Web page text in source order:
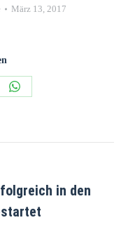
März 13, 2017
in den